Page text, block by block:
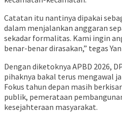
Catatan itu nantinya dipakai
dalam menjalankan anggaran
sekadar formalitas. Kami ingin
benar-benar dirasakan,” tegas
Dengan diketoknya APBD 2026,
pihaknya bakal terus mengawal
Fokus tahun depan masih
publik, pemerataan
kesejahteraan masyarakat.